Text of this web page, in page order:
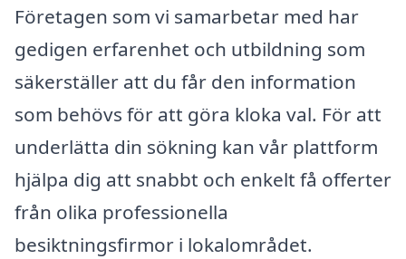
Företagen som vi samarbetar med har
gedigen erfarenhet och utbildning som
säkerställer att du får den information
som behövs för att göra kloka val. För att
underlätta din sökning kan vår plattform
hjälpa dig att snabbt och enkelt få offerter
från olika professionella
besiktningsfirmor i lokalområdet.